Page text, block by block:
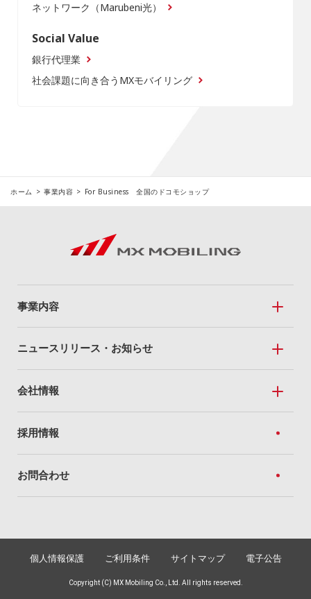
ネットワーク（Marubeni光）
Social Value
銀行代理業
社会課題に向き合うMXモバイリング
ホーム 事業内容 For Business 全国のドコモショップ
事業内容
事業内容トップ
Mobile Sales
私たちのドコモショップ
For Business
法人向けソリューション
Social Value
銀行代理業
社会課題に向き合うMXモバイリング
ニュースリリース・お知らせ
ニュースリリース・お知らせトップ
トピック
お知らせ
会社情報
会社情報トップ
経営方針
企業理念
サステナビリティ
社会への価値提供
採用情報
お問合わせ
個人情報保護 ご利用条件 サイトマップ 電子公告
Copyright (C) MX Mobiling Co., Ltd. All rights reserved.